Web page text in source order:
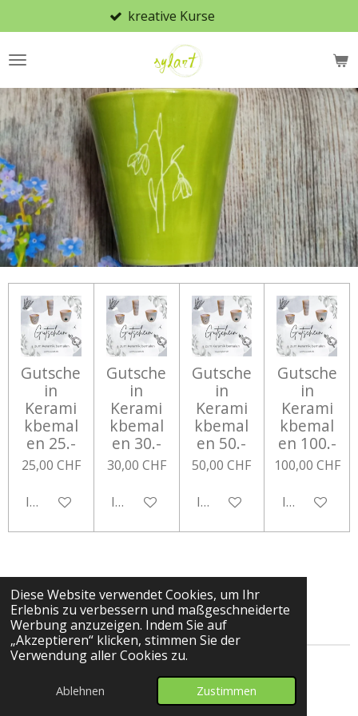
Diese Website verwendet Cookies, um Ihr
Erlebnis zu verbessern und maßgeschneiderte
Werbung anzuzeigen. Indem Sie auf
„Akzeptieren“ klicken, stimmen Sie der
Verwendung aller Cookies zu.
Ablehnen Zustimmen
Hauptinhalt
springen
viele verschiedene Rohlinge &
Gutsche
in
Kerami
kbemal
en 25.-
25,00 CHF
In den Warenkorb
Gutsche
in
Kerami
kbemal
en 30.-
30,00 CHF
In den Warenkorb
Gutsche
in
Kerami
kbemal
en 50.-
50,00 CHF
In den Warenkorb
Gutsche
in
Kerami
kbemal
en 100.-
100,00 CHF
In den
Mit Unterstützung von